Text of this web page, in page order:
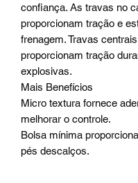
confiança. As travas no
proporcionam tração e
frenagem. Travas centrais
proporcionam tração
explosivas.
Mais Benefícios
Micro textura fornece
melhorar o controle.
Bolsa mínima
pés descalços.